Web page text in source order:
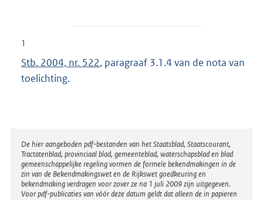
1
Stb. 2004, nr. 522, paragraaf 3.1.4 van de nota van
toelichting.
Disclaimer
De hier aangeboden pdf-bestanden van het Staatsblad, Staatscourant,
Tractatenblad, provinciaal blad, gemeenteblad, waterschapsblad en blad
gemeenschappelijke regeling vormen de formele bekendmakingen in de
zin van de Bekendmakingswet en de Rijkswet goedkeuring en
bekendmaking verdragen voor zover ze na 1 juli 2009 zijn uitgegeven.
Voor pdf-publicaties van vóór deze datum geldt dat alleen de in papieren